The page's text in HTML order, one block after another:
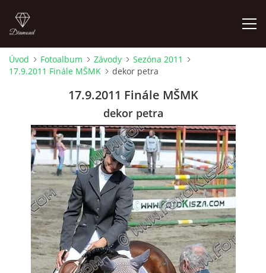
ÚVOD
KONTAKT
SLUŽBY
JEŽDĚNÍ PRO VEŘEJNOST
FOTOALBUM
Úvod Fotoalbum Závody
Sezóna 2011
17.9.2011 Finále MŠMK
dekor petra
17.9.2011 Finále MŠMK
dekor petra